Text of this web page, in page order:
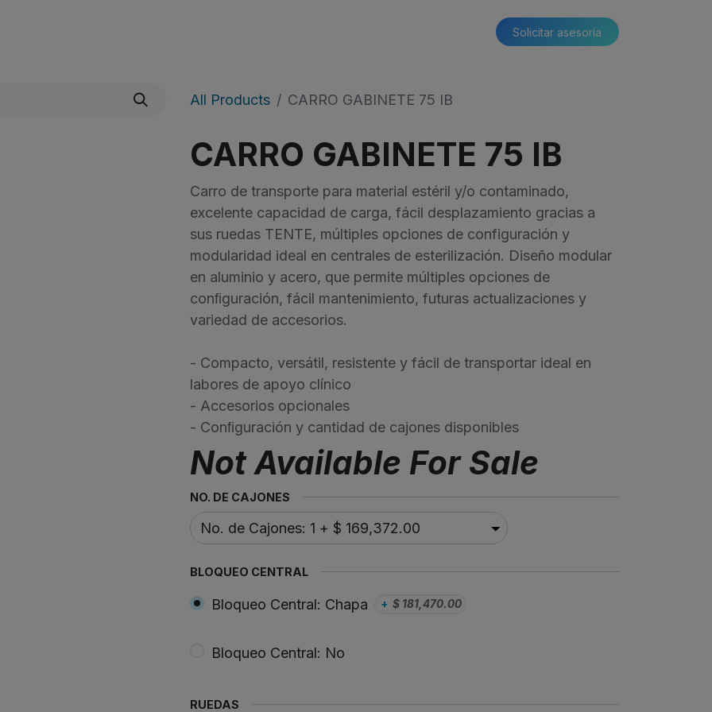
Solicitar asesoría​​
All Products CARRO GABINETE 75 IB
CARRO GABINETE 75 IB
Carro de transporte para material estéril y/o contaminado,
excelente capacidad de carga, fácil desplazamiento gracias a
sus ruedas TENTE, múltiples opciones de configuración y
modularidad ideal en centrales de esterilización. Diseño modular
en aluminio y acero, que permite múltiples opciones de
conﬁguración, fácil mantenimiento, futuras actualizaciones y
variedad de accesorios.
- Compacto, versátil, resistente y fácil de transportar ideal en
labores de apoyo clínico
- Accesorios opcionales
- Conﬁguración y cantidad de cajones disponibles
Not Available For Sale
NO. DE CAJONES
BLOQUEO CENTRAL
Bloqueo Central: Chapa + $ 181,470.00
Bloqueo Central: No
RUEDAS